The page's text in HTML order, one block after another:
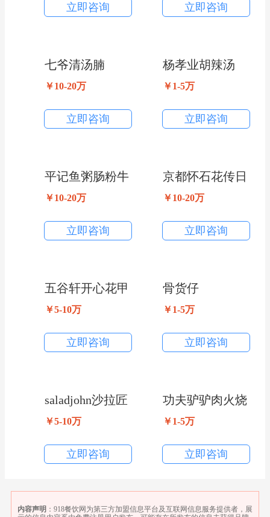
立即咨询 立即咨询
七爷清汤腩
￥10-20万
立即咨询
杨孝业胡辣汤
￥1-5万
立即咨询
平记鱼粥肠粉牛
骨汤
￥10-20万
立即咨询
京都怀石花传日
餐厅(京都石料
理
￥10-20万
立即咨询
五谷轩开心花甲
粉
￥5-10万
立即咨询
骨货仔
￥1-5万
立即咨询
saladjohn沙拉匠
￥5-10万
立即咨询
功夫驴驴肉火烧
￥1-5万
立即咨询
内容声明 ：918餐饮网为第三方加盟信息平台及互联网信息服务提供者，展